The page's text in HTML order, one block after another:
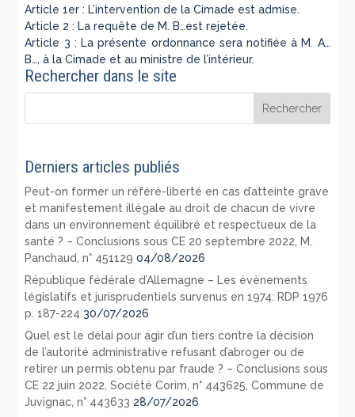
Article 1er : L’intervention de la Cimade est admise.
Article 2 : La requête de M. B…est rejetée.
Article 3 : La présente ordonnance sera notifiée à M. A…
B…, à la Cimade et au ministre de l’intérieur.
Rechercher dans le site
Derniers articles publiés
Peut-on former un référé-liberté en cas d’atteinte grave
et manifestement illégale au droit de chacun de vivre
dans un environnement équilibré et respectueux de la
santé ? – Conclusions sous CE 20 septembre 2022, M.
Panchaud, n° 451129 04/08/2026
République fédérale d’Allemagne – Les évènements
législatifs et jurisprudentiels survenus en 1974: RDP 1976
p. 187-224 30/07/2026
Quel est le délai pour agir d’un tiers contre la décision
de l’autorité administrative refusant d’abroger ou de
retirer un permis obtenu par fraude ? – Conclusions sous
CE 22 juin 2022, Société Corim, n° 443625, Commune de
Juvignac, n° 443633 28/07/2026